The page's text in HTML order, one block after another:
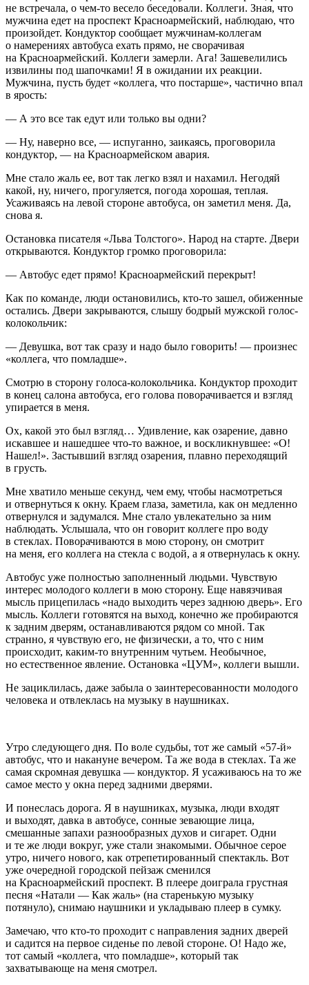
не встречала, о чем-то весело беседовали. Коллеги. Зная, что
мужчина едет на проспект Красноармейский, наблюдаю, что
произойдет. Кондуктор сообщает мужчинам-коллегам
о намерениях автобуса ехать прямо, не сворачивая
на Красноармейский. Коллеги замерли. Ага! Зашевелились
извилины под шапочками! Я в ожидании их реакции.
Мужчина, пусть будет «коллега, что постарше», частично впал
в ярость:
— А это все так едут или только вы одни?
— Ну, наверно все, — испуганно, заикаясь, проговорила
кондуктор, — на Красноармейском авария.
Мне стало жаль ее, вот так легко взял и нахамил. Негодяй
какой, ну, ничего, прогуляется, погода хорошая, теплая.
Усаживаясь на левой стороне автобуса, он заметил меня. Да,
снова я.
Остановка писателя «Льва Толстого». Народ на старте. Двери
открываются. Кондуктор громко проговорила:
— Автобус едет прямо! Красноармейский перекрыт!
Как по команде, люди остановились, кто-то зашел, обиженные
остались. Двери закрываются, слышу бодрый мужской голос-
колокольчик:
— Девушка, вот так сразу и надо было говорить! — произнес
«коллега, что помладше».
Смотрю в сторону голоса-колокольчика. Кондуктор проходит
в конец салона автобуса, его голова поворачивается и взгляд
упирается в меня.
Ох, какой это был взгляд… Удивление, как озарение, давно
искавшее и нашедшее что-то важное, и воскликнувшее: «О!
Нашел!». Застывший взгляд озарения, плавно переходящий
в грусть.
Мне хватило меньше секунд, чем ему, чтобы насмотреться
и отвернуться к окну. Краем глаза, заметила, как он медленно
отвернулся и задумался. Мне стало увлекательно за ним
наблюдать. Услышала, что он говорит коллеге про воду
в стеклах. Поворачиваются в мою сторону, он смотрит
на меня, его коллега на стекла с водой, а я отвернулась к окну.
Автобус уже полностью заполненный людьми. Чувствую
интерес молодого коллеги в мою сторону. Еще навязчивая
мысль прицепилась «надо выходить через заднюю дверь». Его
мысль. Коллеги готовятся на выход, конечно же пробираются
к задним дверям, останавливаются рядом со мной. Так
странно, я чувствую его, не физически, а то, что с ним
происходит, каким-то внутренним чутьем. Необычное,
но естественное явление. Остановка «ЦУМ», коллеги вышли.
Не зациклилась, даже забыла о заинтересованности молодого
человека и отвлеклась на музыку в наушниках.
Утро следующего дня. По воле судьбы, тот же самый «57-й»
автобус, что и накануне вечером. Та же вода в стеклах. Та же
самая скромная девушка — кондуктор. Я усаживаюсь на то же
самое место у окна перед задними дверями.
И понеслась дорога. Я в наушниках, музыка, люди входят
и выходят, давка в автобусе, сонные зевающие лица,
смешанные запахи разнообразных духов и сигарет. Одни
и те же люди вокруг, уже стали знакомыми. Обычное серое
утро, ничего нового, как отрепетированный спектакль. Вот
уже очередной городской пейзаж сменился
на Красноармейский проспект. В плеере доиграла грустная
песня «Натали — Как жаль» (на старенькую музыку
потянуло), снимаю наушники и укладываю плеер в сумку.
Замечаю, что кто-то проходит с направления задних дверей
и садится на первое сиденье по левой стороне. О! Надо же,
тот самый «коллега, что помладше», который так
захватывающе на меня смотрел.